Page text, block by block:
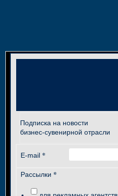
Подписка на новости
бизнес-сувенирной отрасли
E-mail *
Рассылки *